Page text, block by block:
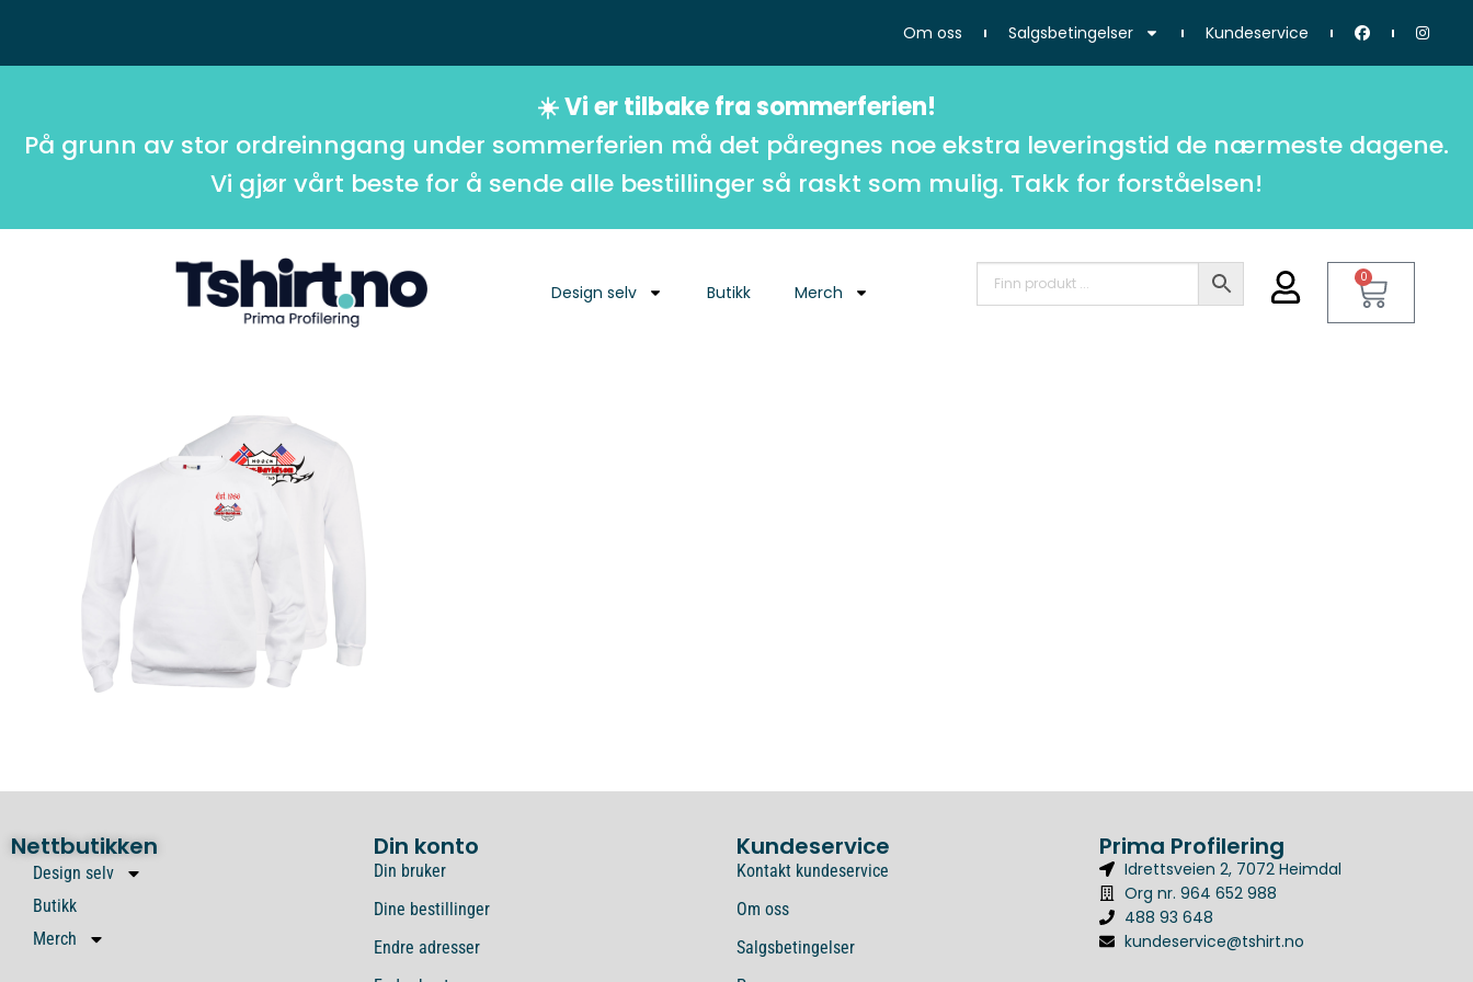
Om oss Salgsbetingelser Kundeservice
☀️ Vi er tilbake fra sommerferien!
På grunn av stor ordreinngang under sommerferien må det påregnes noe ekstra leveringstid de nærmeste dagene.
Vi gjør vårt beste for å sende alle bestillinger så raskt som mulig. Takk for forståelsen!
Design selv Butikk Merch
0
Nettbutikken Din konto Kundeservice Prima Profilering
Design selv
Butikk
Merch
Din bruker
Dine bestillinger
Endre adresser
Kontakt kundeservice
Om oss
Salgsbetingelser
Idrettsveien 2, 7072 Heimdal
Org nr. 964 652 988
488 93 648
kundeservice@tshirt.no